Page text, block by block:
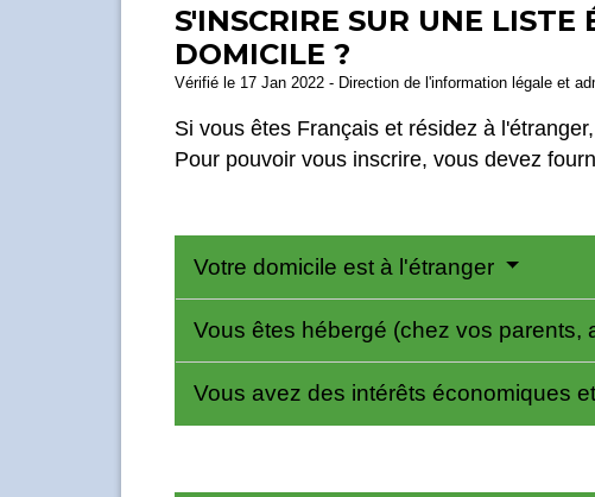
S'INSCRIRE SUR UNE
DOMICILE ?
Vérifié le 17 Jan 2022 - Direction de l'information légale et
Si vous êtes Français et résidez à
Pour pouvoir vous inscrire, vous devez
Votre domicile est à l'étranger
Vous êtes hébergé (chez vos parents,
Vous avez des intérêts économiques